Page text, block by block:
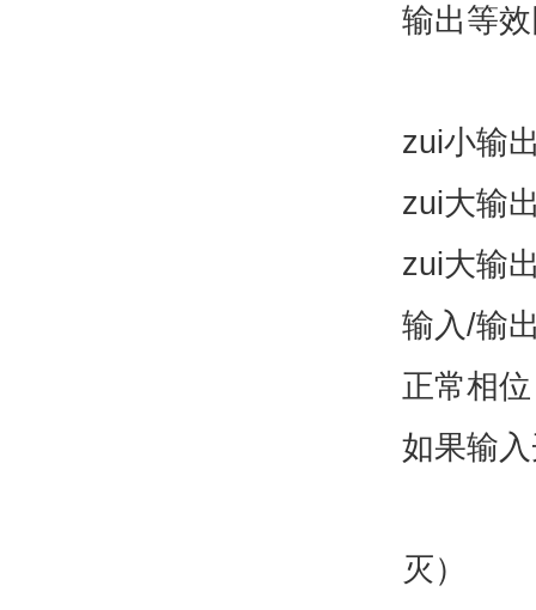
输出等
zui小输
zui大输
zui大输
输入/输
正常相
如果输
灭）